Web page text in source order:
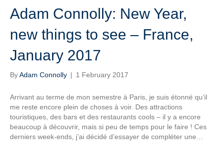
Adam Connolly: New Year,
new things to see – France,
January 2017
ByAdam Connolly | 1 February 2017
Arrivant au terme de mon semestre à Paris, je suis étonné qu’il
me reste encore plein de choses à voir. Des attractions
touristiques, des bars et des restaurants cools – il y a encore
beaucoup à découvrir, mais si peu de temps pour le faire ! Ces
derniers week-ends, j’ai décidé d’essayer de compléter une…